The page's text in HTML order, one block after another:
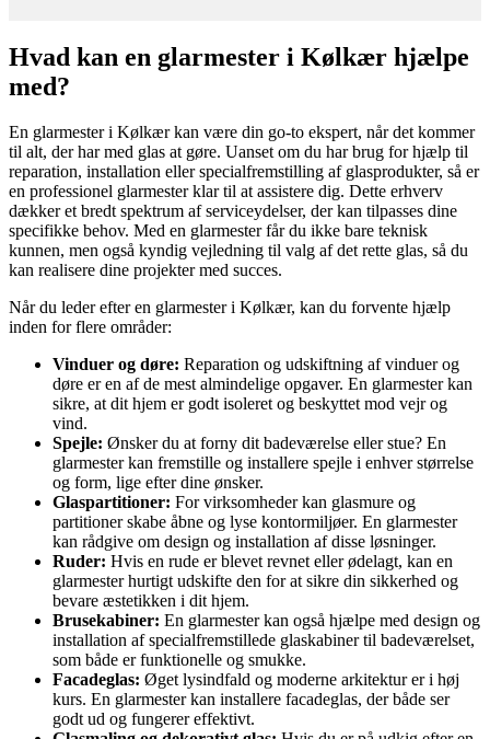
Hvad kan en glarmester i Kølkær hjælpe
med?
En glarmester i Kølkær kan være din go-to ekspert, når det kommer
til alt, der har med glas at gøre. Uanset om du har brug for hjælp til
reparation, installation eller specialfremstilling af glasprodukter, så er
en professionel glarmester klar til at assistere dig. Dette erhverv
dækker et bredt spektrum af serviceydelser, der kan tilpasses dine
specifikke behov. Med en glarmester får du ikke bare teknisk
kunnen, men også kyndig vejledning til valg af det rette glas, så du
kan realisere dine projekter med succes.
Når du leder efter en glarmester i Kølkær, kan du forvente hjælp
inden for flere områder:
Vinduer og døre: Reparation og udskiftning af vinduer og
døre er en af de mest almindelige opgaver. En glarmester kan
sikre, at dit hjem er godt isoleret og beskyttet mod vejr og
vind.
Spejle: Ønsker du at forny dit badeværelse eller stue? En
glarmester kan fremstille og installere spejle i enhver størrelse
og form, lige efter dine ønsker.
Glaspartitioner: For virksomheder kan glasmure og
partitioner skabe åbne og lyse kontormiljøer. En glarmester
kan rådgive om design og installation af disse løsninger.
Ruder: Hvis en rude er blevet revnet eller ødelagt, kan en
glarmester hurtigt udskifte den for at sikre din sikkerhed og
bevare æstetikken i dit hjem.
Brusekabiner: En glarmester kan også hjælpe med design og
installation af specialfremstillede glaskabiner til badeværelset,
som både er funktionelle og smukke.
Facadeglas: Øget lysindfald og moderne arkitektur er i høj
kurs. En glarmester kan installere facadeglas, der både ser
godt ud og fungerer effektivt.